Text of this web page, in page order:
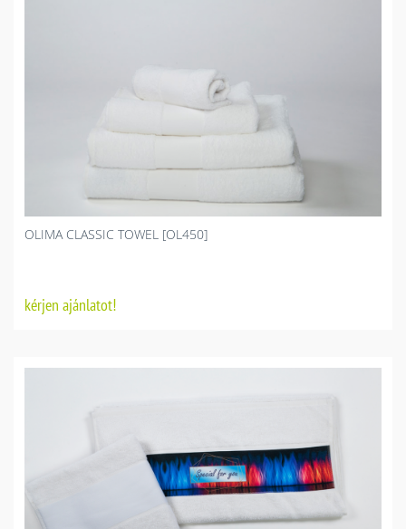
OLIMA CLASSIC TOWEL [OL450]
kérjen ajánlatot!